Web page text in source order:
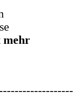
mehr